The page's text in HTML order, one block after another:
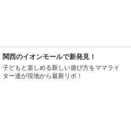
関西のイオンモールで新発見！
子どもと楽しめる新しい遊び方をママライ
ター達が現地から最新リポ！